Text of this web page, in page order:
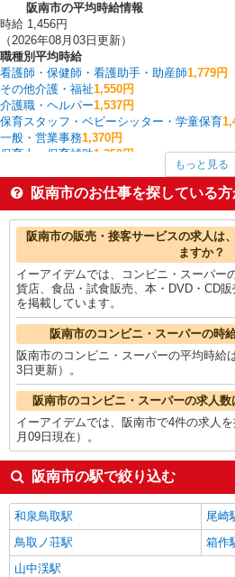
阪南市の平均時給情報
時給 1,456円
（2026年08月03日更新）
職種別平均時給
看護師・保健師・看護助手・助産師1,779円
その他介護・福祉1,550円
介護職・ヘルパー1,537円
保育スタッフ・ベビーシッター・学童保育
一般・営業事務1,370円
保育士・保育補助1,350円
ヘルプデスク・ユーザーサポート1,300円
入出庫・商品管理・検品・検査 1,288円
梱包・仕分け・ピッキング1,283円
阪南市の他の職種の平均時給を見る
もっと見る
阪南市のお仕事を探している
阪南市の販売・接客サービスの求人は
ますか？
イーアイデムでは、コンビニ・スーパー
貨店、食品・試食販売、本・DVD・CD
を掲載しています。
阪南市のコンビニ・スーパーの時
阪南市のコンビニ・スーパーの平均時給
3日更新）。
阪南市のコンビニ・スーパーの求人
イーアイデムでは、阪南市で4件の求人
月09日現在）。
阪南市の駅で絞り込む
和泉鳥取駅
尾崎
鳥取ノ荘駅
箱作
山中渓駅